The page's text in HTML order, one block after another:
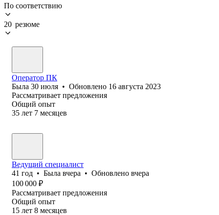
По соответствию
20 резюме
Оператор ПК
Была 30 июля • Обновлено 16 августа 2023
Рассматривает предложения
Общий опыт
35 лет 7 месяцев
Ведущий специалист
41 год • Была вчера • Обновлено вчера
100 000 ₽
Рассматривает предложения
Общий опыт
15 лет 8 месяцев